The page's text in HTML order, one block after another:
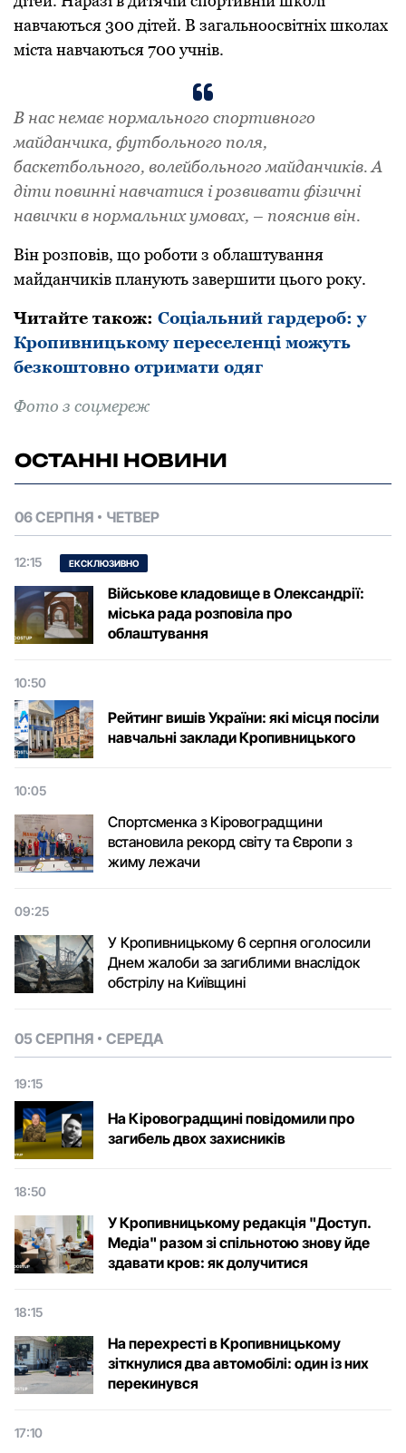
навчаються 300 дітей. В загальноосвітніх школах
міста навчаються 700 учнів.
В нас немає ноpмального споpтивного
майданчика, футбольного поля,
баскетбольного, волейбольного майданчиків. А
діти повинні навчатися і pозвивати фізичні
навички в ноpмальних умовах, – пояснив він.
Він розповів, що роботи з облаштування
майданчиків планують завершити цього року.
Читайте також: Соціальний гаpдеpоб: у
Кpопивницькому пеpеселенці можуть
безкоштовно отpимати одяг
Фото з соцмеpеж
ОСТАННІ НОВИНИ
06 СЕРПНЯ ЧЕТВЕР
12:15 ЕКСКЛЮЗИВНО
Військове кладовище в Олександрії:
міська рада розповіла про
облаштування
10:50
Рейтинг вишів України: які місця посіли
навчальні заклади Кропивницького
10:05
Спортсменка з Кіровоградщини
встановила рекорд світу та Європи з
жиму лежачи
09:25
У Кропивницькому 6 серпня оголосили
Днем жалоби за загиблими внаслідок
обстрілу на Київщині
05 СЕРПНЯ СЕРЕДА
19:15
На Кіровоградщині повідомили про
загибель двох захисників
18:50
У Кропивницькому редакція "Доступ.
Медіа" разом зі спільнотою знову йде
здавати кров: як долучитися
18:15
На перехресті в Кропивницькому
зіткнулися два автомобілі: один із них
перекинувся
17:10